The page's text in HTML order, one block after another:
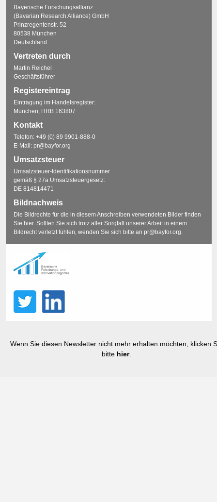
Bayerische Forschungsallianz
(Bavarian Research Alliance) GmbH
Prinzregentenstr. 52
80538 München
Deutschland
Vertreten durch
Martin Reichel
Geschäftsführer
Registereintrag
Eintragung im Handelsregister:
München, HRB 163807
Kontakt
Telefon: +49 (0) 89 9901-888-0
E-Mail: pr@bayfor.org
Umsatzsteuer
Umsatzsteuer-Identifikationsnummer
gemäß § 27a Umsatzsteuergesetz:
DE 814814471
Bildnachweis
Die Bildrechte für die in diesem Anschreiben verwendeten Bilder finden
Sie hier. Sollten Sie sich trotz aller Sorgfalt unserer Arbeit in einem
Bildrecht verletzt fühlen, wenden Sie sich bitte an pr@bayfor.org.
Wenn Sie diesen Newsletter nicht mehr erhalten möchten, klicken
bitte hier.